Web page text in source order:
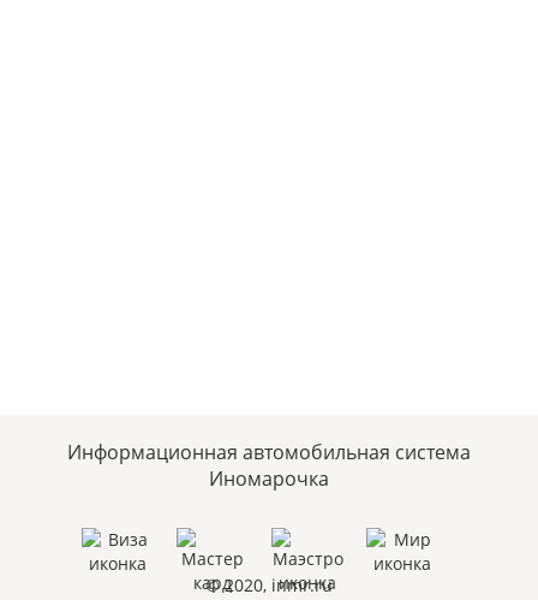
Информационная автомобильная система
Иномарочка
© 2020, inmr.ru